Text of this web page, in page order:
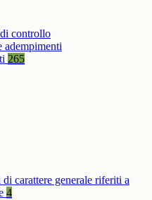
controllo
adempimenti
265
carattere generale riferiti a
4